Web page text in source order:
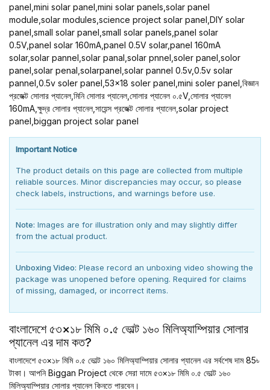
panel,mini solar panel,mini solar panels,solar panel
module,solar modules,science project solar panel,DIY solar
panel,small solar panel,small solar panels,panel solar
0.5V,panel solar 160mA,panel 0.5V solar,panel 160mA
solar,solar pannel,solar panal,solar pnnel,soler panel,solor
panel,solar penal,solarpanel,solar pannel 0.5v,0.5v solar
pannel,0.5v soler panel,53x18 soler panel,mini soler panel,বিজ্ঞান
প্রজেক্ট সোলার প্যানেল,মিনি সোলার প্যানেল,সোলার প্যানেল ০.৫V,সোলার প্যানেল
160mA,ক্ষুদ্র সোলার প্যানেল,সায়েন্স প্রজেক্ট সোলার প্যানেল,solar project
panel,biggan project solar panel
Important Notice
The product details on this page are collected from multiple
reliable sources. Minor discrepancies may occur, so please
check labels, instructions, and warnings before use.
Note: Images are for illustration only and may slightly differ
from the actual product.
Unboxing Video: Please record an unboxing video showing the
package was unopened before opening. Required for claims
of missing, damaged, or incorrect items.
বাংলাদেশে ৫৩×১৮ মিমি ০.৫ ভোল্ট ১৬০ মিলিঅ্যাম্পিয়ার সোলার
প্যানেল এর দাম কত?
বাংলাদেশে ৫৩×১৮ মিমি ০.৫ ভোল্ট ১৬০ মিলিঅ্যাম্পিয়ার সোলার প্যানেল এর সর্বশেষ দাম 85৳
টাকা। আপনি Biggan Project থেকে সেরা দামে ৫৩×১৮ মিমি ০.৫ ভোল্ট ১৬০
মিলিঅ্যাম্পিয়ার সোলার প্যানেল কিনতে পারবেন।